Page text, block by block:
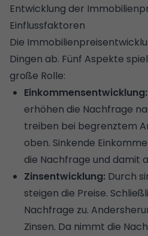
Entwicklung der
Einflussfaktoren
Die
Dingen ab. Fünf Aspekte
große Rolle:
Einkommensentwicklung:
erhöhen die Nachfrage
treiben bei begrenztem
oben. Sinkende
die Nachfrage und damit
Zinsentwicklung: Durch
steigen die Preise.
Nachfrage zu.
Zinsen. Da nimmt die